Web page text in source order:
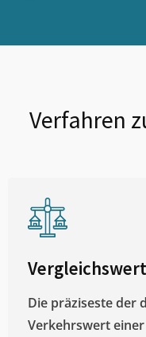
Verfahren
Die präziseste der
Verkehrswert